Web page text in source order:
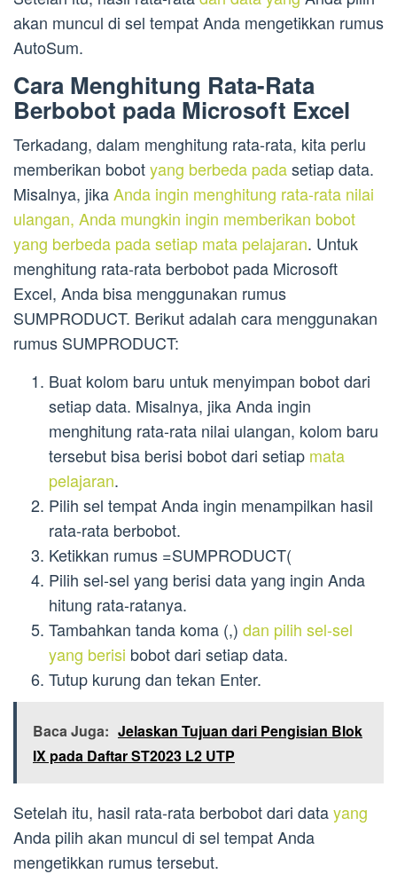
akan muncul di sel tempat Anda mengetikkan rumus
AutoSum.
Cara Menghitung Rata-Rata
Berbobot pada Microsoft Excel
Terkadang, dalam menghitung rata-rata, kita perlu
memberikan bobotyang berbeda padasetiap data.
Misalnya, jikaAnda ingin menghitung rata-rata nilai
ulangan, Anda mungkin ingin memberikan bobot
yang berbeda pada setiap mata pelajaran. Untuk
menghitung rata-rata berbobot pada Microsoft
Excel, Anda bisa menggunakan rumus
SUMPRODUCT. Berikut adalah cara menggunakan
rumus SUMPRODUCT:
Buat kolom baru untuk menyimpan bobot dari
setiap data. Misalnya, jika Anda ingin
menghitung rata-rata nilai ulangan, kolom baru
tersebut bisa berisi bobot dari setiap mata
pelajaran.
Pilih sel tempat Anda ingin menampilkan hasil
rata-rata berbobot.
Ketikkan rumus =SUMPRODUCT(
Pilih sel-sel yang berisi data yang ingin Anda
hitung rata-ratanya.
Tambahkan tanda koma (,) dan pilih sel-sel
yang berisi bobot dari setiap data.
Tutup kurung dan tekan Enter.
Baca Juga: Jelaskan Tujuan dari Pengisian Blok
IX pada Daftar ST2023 L2 UTP
Setelah itu, hasil rata-rata berbobot dari datayang
Anda pilih akan muncul di sel tempat Anda
mengetikkan rumus tersebut.